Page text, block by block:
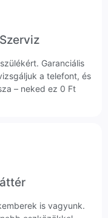
Garanciális
a telefont, és
– neked ez 0 Ft
is vagyunk.